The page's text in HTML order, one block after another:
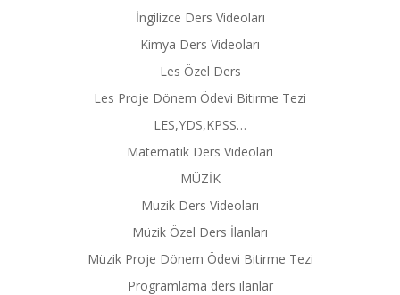
İngilizce Ders Videoları
Kimya Ders Videoları
Les Özel Ders
Les Proje Dönem Ödevi Bitirme Tezi
LES,YDS,KPSS…
Matematik Ders Videoları
MÜZİK
Muzik Ders Videoları
Müzik Özel Ders İlanları
Müzik Proje Dönem Ödevi Bitirme Tezi
Programlama ders ilanlar